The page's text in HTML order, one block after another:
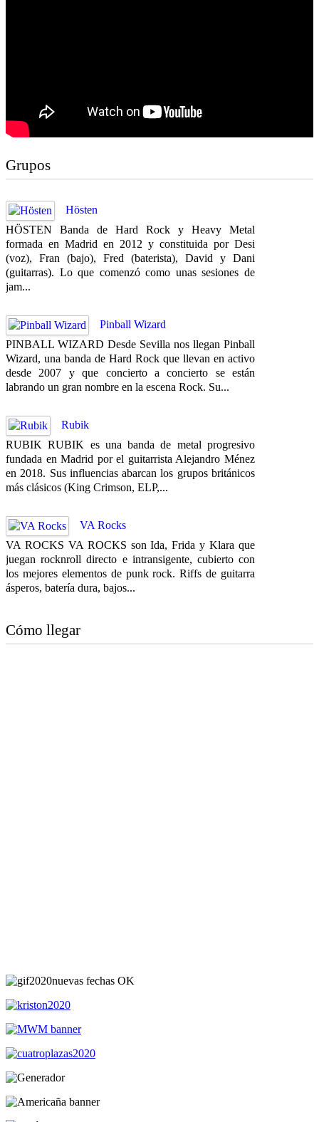
Grupos
Hösten
HÖSTEN Banda de Hard Rock y Heavy Metal
formada en Madrid en 2012 y constituida por Desi
(voz), Fran (bajo), Fred (baterista), David y Dani
(guitarras). Lo que comenzó como unas sesiones de
jam...
Pinball Wizard
PINBALL WIZARD Desde Sevilla nos llegan Pinball
Wizard, una banda de Hard Rock que llevan en activo
desde 2007 y que concierto a concierto se están
labrando un gran nombre en la escena Rock. Su...
Rubik
RUBIK RUBIK es una banda de metal progresivo
fundada en Madrid por el guitarrista Alejandro Ménez
en 2018. Sus influencias abarcan los grupos británicos
más clásicos (King Crimson, ELP,...
VA Rocks
VA ROCKS VA ROCKS son Ida, Frida y Klara que
juegan rocknroll directo e intransigente, cubierto con
los mejores elementos de punk rock. Riffs de guitarra
ásperos, batería dura, bajos...
Cómo llegar